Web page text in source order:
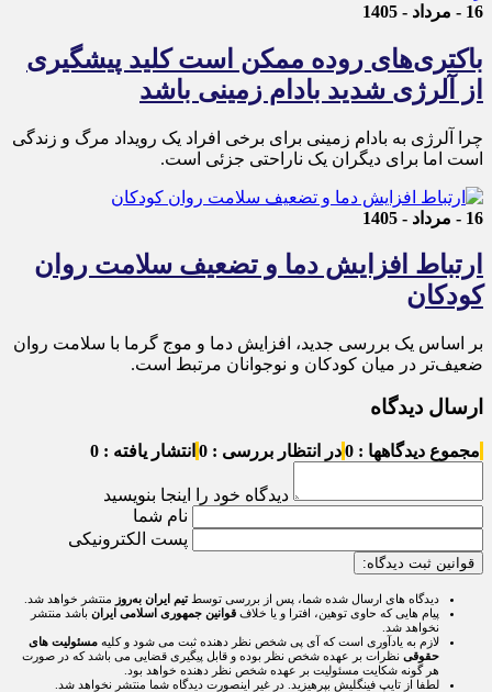
16 - مرداد - 1405
باکتری‌های روده ممکن است کلید پیشگیری
از آلرژی شدید بادام زمینی باشد
چرا آلرژی به بادام زمینی برای برخی افراد یک رویداد مرگ و زندگی
است اما برای دیگران یک ناراحتی جزئی است.
16 - مرداد - 1405
ارتباط افزایش دما و تضعیف سلامت روان
کودکان
بر اساس یک بررسی جدید، افزایش دما و موج گرما با سلامت روان
ضعیف‌تر در میان کودکان و نوجوانان مرتبط است.
ارسال دیدگاه
مجموع دیدگاهها : 0 در انتظار بررسی : 0 انتشار یافته : 0
دیدگاه خود را اینجا بنویسید
نام شما
پست الکترونیکی
قوانین ثبت دیدگاه:
دیدگاه های ارسال شده شما، پس از بررسی توسطتیم ایران به‌روز منتشر خواهد شد.
پیام هایی که حاوی توهین، افترا و یا خلاف قوانین جمهوری اسلامی ایران باشد منتشر
نخواهد شد.
لازم به یادآوری است که آی پی شخص نظر دهنده ثبت می شود و کلیه مسئولیت های
حقوقی نظرات بر عهده شخص نظر بوده و قابل پیگیری قضایی می باشد که در صورت
هر گونه شکایت مسئولیت بر عهده شخص نظر دهنده خواهد بود.
لطفا از تایپ فینگلیش بپرهیزید. در غیر اینصورت دیدگاه شما منتشر نخواهد شد.